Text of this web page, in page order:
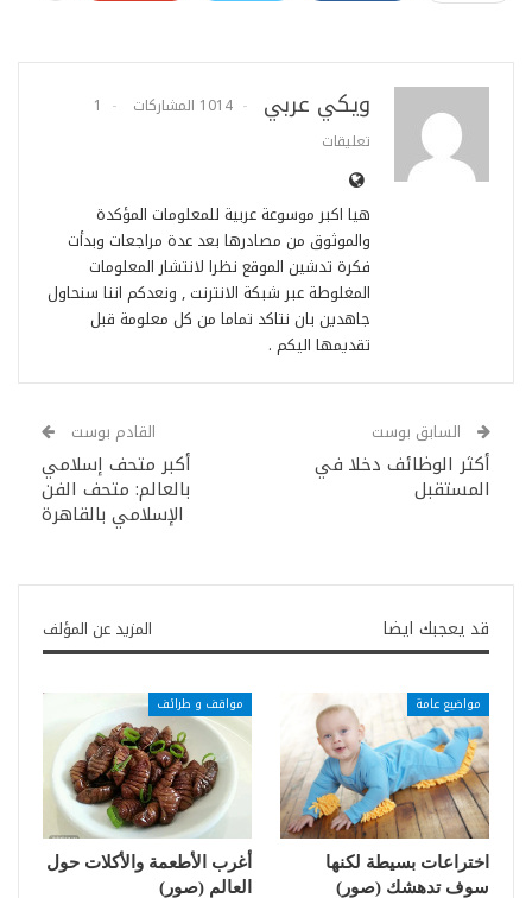
ويكي عربي 1014 المشاركات
1
تعليقات
هيا اكبر موسوعة عربية للمعلومات المؤكدة
والموثوق من مصادرها بعد عدة مراجعات وبدأت
فكرة تدشين الموقع نظرا لانتشار المعلومات
المغلوطة عبر شبكة الانترنت , ونعدكم اننا سنحاول
جاهدين بان نتاكد تماما من كل معلومة قبل
تقديمها اليكم .
السابق بوست
أكثر الوظائف دخلا في
المستقبل
القادم بوست
أكبر متحف إسلامي
بالعالم: متحف الفن
الإسلامي بالقاهرة
قد يعجبك ايضا المزيد عن المؤلف
مواضيع عامة
اختراعات بسيطة لكنها
سوف تدهشك (صور)
مواقف و طرائف
أغرب الأطعمة والأكلات حول
العالم (صور)